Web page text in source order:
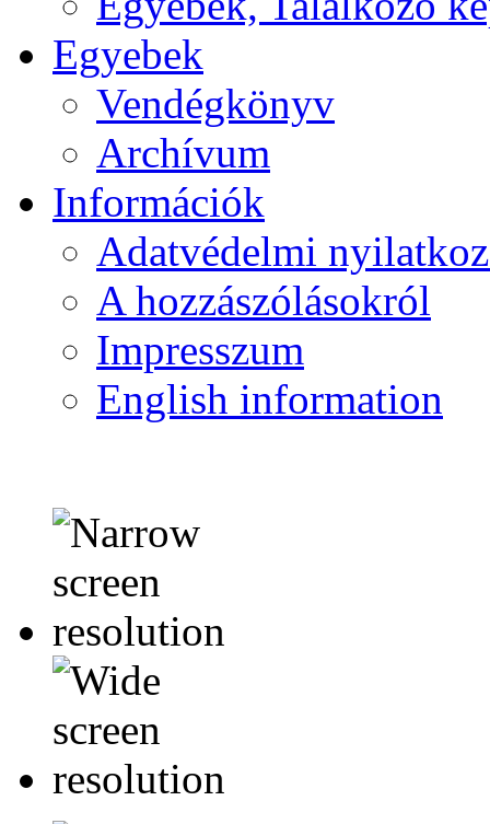
Egyebek
Vendégkönyv
Archívum
Információk
Adatvédelmi
A hozzászólásokról
Impresszum
English information